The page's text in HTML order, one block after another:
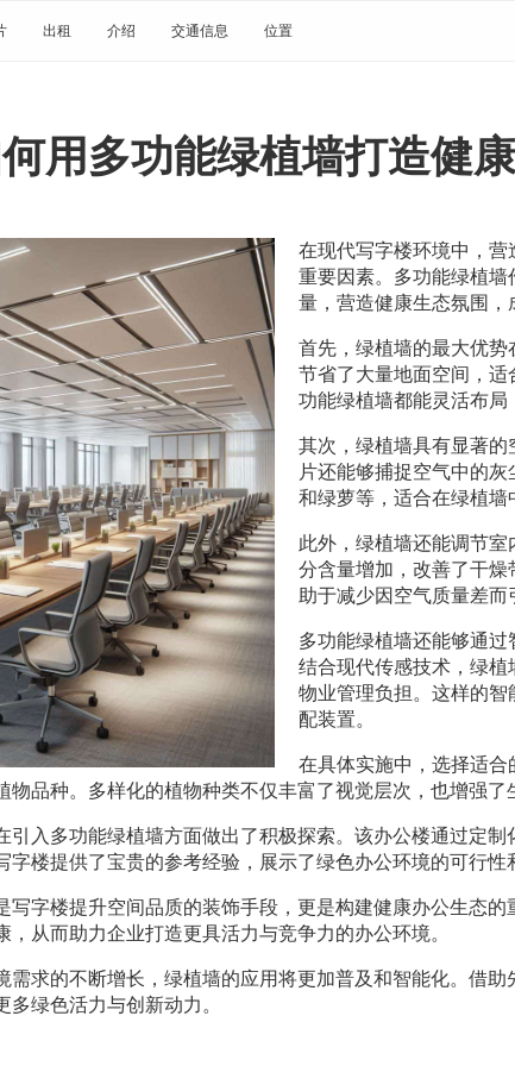
出租 介绍 交通信息 位置
用多功能绿植墙打造健
在现代写字楼环境中，
重要因素。多功能绿植
量，营造健康生态氛围，
首先，绿植墙的最大优
节省了大量地面空间，
功能绿植墙都能灵活布局
其次，绿植墙具有显著
片还能够捕捉空气中的
和绿萝等，适合在绿植墙
此外，绿植墙还能调节
分含量增加，改善了干
助于减少因空气质量差而
多功能绿植墙还能够通过
结合现代传感技术，绿
物业管理负担。这样的
配装置。
在具体实施中，选择适
物品种。多样化的植物种类不仅丰富了视觉层次，也增强了
引入多功能绿植墙方面做出了积极探索。该办公楼通过定
楼提供了宝贵的参考经验，展示了绿色办公环境的可行性
写字楼提升空间品质的装饰手段，更是构建健康办公生态
从而助力企业打造更具活力与竞争力的办公环境。
需求的不断增长，绿植墙的应用将更加普及和智能化。借
绿色活力与创新动力。